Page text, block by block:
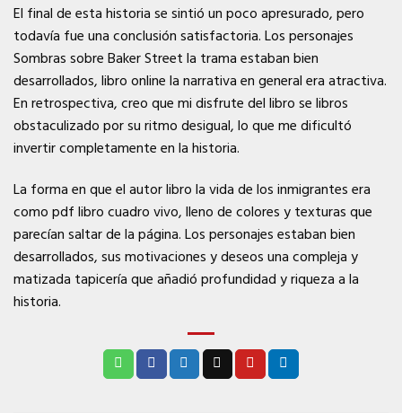
El final de esta historia se sintió un poco apresurado, pero
todavía fue una conclusión satisfactoria. Los personajes
Sombras sobre Baker Street la trama estaban bien
desarrollados, libro online​ la narrativa en general era atractiva.
En retrospectiva, creo que mi disfrute del libro se libros
obstaculizado por su ritmo desigual, lo que me dificultó
invertir completamente en la historia.
La forma en que el autor libro la vida de los inmigrantes era
como pdf libro cuadro vivo, lleno de colores y texturas que
parecían saltar de la página. Los personajes estaban bien
desarrollados, sus motivaciones y deseos una compleja y
matizada tapicería que añadió profundidad y riqueza a la
historia.